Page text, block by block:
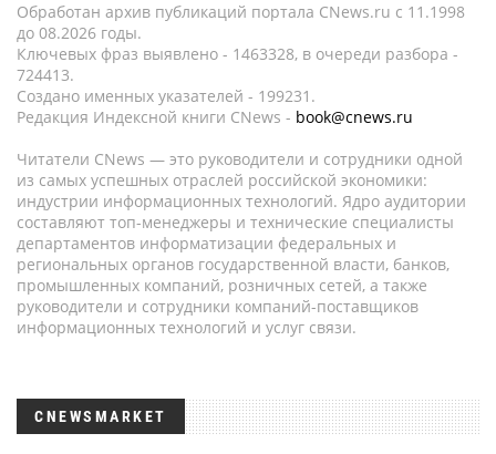
Обработан архив публикаций портала CNews.ru c 11.1998
до 08.2026 годы.
Ключевых фраз выявлено - 1463328, в очереди разбора -
724413.
Создано именных указателей - 199231.
Редакция Индексной книги CNews - book@cnews.ru
Читатели CNews — это руководители и сотрудники одной
из самых успешных отраслей российской экономики:
индустрии информационных технологий. Ядро аудитории
составляют топ-менеджеры и технические специалисты
департаментов информатизации федеральных и
региональных органов государственной власти, банков,
промышленных компаний, розничных сетей, а также
руководители и сотрудники компаний-поставщиков
информационных технологий и услуг связи.
CNEWSMARKET